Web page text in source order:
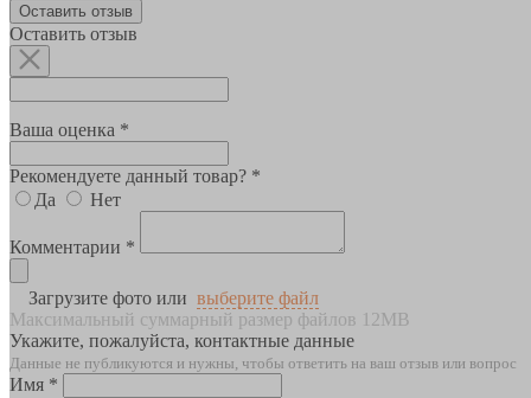
Оставить отзыв
Оставить отзыв
Ваша оценка *
Рекомендуете данный товар? *
Да
Нет
Комментарии *
Загрузите фото или выберите файл
Максимальный суммарный размер файлов 12MB
Укажите, пожалуйста, контактные данные
Данные не публикуются и нужны, чтобы ответить на ваш отзыв или вопрос
Имя *